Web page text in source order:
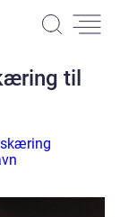
til